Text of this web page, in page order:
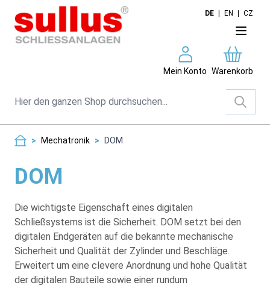
Direkt zum Inhalt
DE EN CZ
Mein Konto Warenkorb
Suche
> Mechatronik > DOM
DOM
Die wichtigste Eigenschaft eines digitalen
Schließsystems ist die Sicherheit. DOM setzt bei den
digitalen Endgeräten auf die bekannte mechanische
Sicherheit und Qualität der Zylinder und Beschläge.
Erweitert um eine clevere Anordnung und hohe Qualität
der digitalen Bauteile sowie einer rundum